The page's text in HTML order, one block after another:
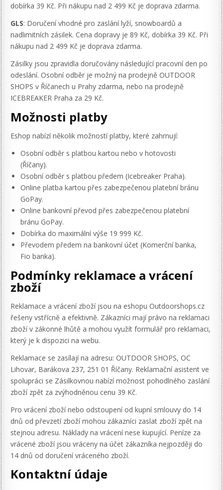
dobírka 39 Kč. Při nákupu nad 2 499 Kč je doprava zdarma.
GLS: Doručení vhodné pro zaslání lyží, snowboardů a
nadlimitních zásilek. Cena dopravy je 89 Kč, dobírka 39 Kč. Při
nákupu nad 2 499 Kč je doprava zdarma.
Zásilky jsou zpravidla doručovány následující pracovní den po
odeslání. Osobní odběr je možný na prodejně OUTDOOR
SHOPS v Říčanech u Prahy zdarma, nebo na prodejně
ICEBREAKER Praha za 29 Kč.
Možnosti platby
Eshop nabízí několik možností platby, které zahrnují:
Osobní odběr s platbou kartou nebo v hotovosti
(Říčany).
Osobní odběr s platbou předem (Icebreaker Praha).
Online platba kartou přes zabezpečenou platební bránu
GoPay.
Online bankovní převod přes zabezpečenou platební
bránu GoPay.
Dobírka do maximální výše 19 999 Kč.
Převodem předem na bankovní účet (Komerční banka,
Fio banka).
Podmínky reklamace a vrácení
zboží
Reklamace a vrácení zboží jsou na eshopu Outdoorshops.cz
řešeny vstřícně a efektivně. Zákazníci mají právo na reklamaci
zboží v zákonné lhůtě a mohou využít formulář pro reklamaci,
který je k dispozici na webu.
Reklamace se zasílají na adresu: OUTDOOR SHOPS, OC
Lihovar, Barákova 237, 251 01 Říčany. Reklamační asistent ve
spolupráci se Zásilkovnou nabízí možnost pohodlného zaslání
zboží zpět za zvýhodněnou cenu 39 Kč.
Pro vrácení zboží nebo odstoupení od kupní smlouvy do 14
dnů od převzetí zboží mohou zákazníci zaslat zboží zpět na
stejnou adresu. Náklady na vrácení nese kupující. Peníze za
vrácené zboží jsou vráceny na účet zákazníka nejpozději do
14 dnů od doručení vráceného zboží.
Kontaktní údaje